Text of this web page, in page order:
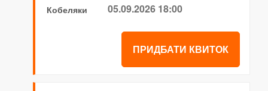
Кобеляки 05.09.2026 18:00
ПРИДБАТИ КВИТОК